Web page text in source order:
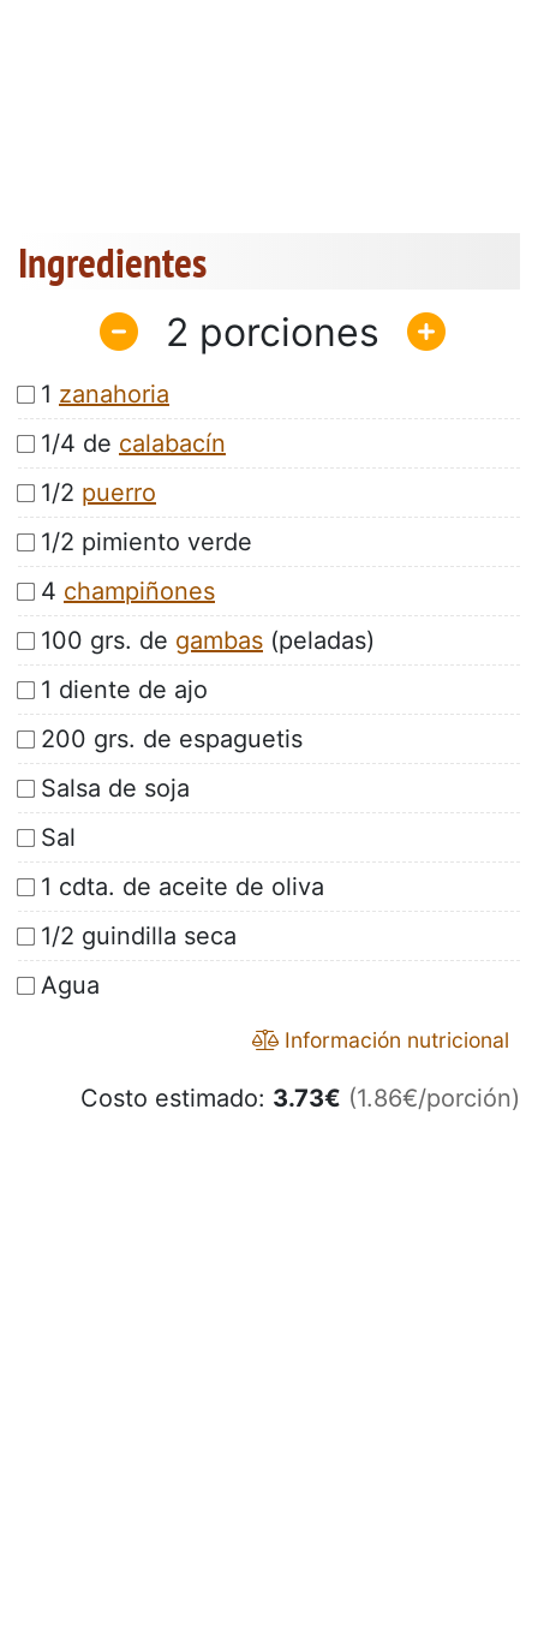
Ingredientes
2
1 zanahoria
1/4 de calabacín
1/2 puerro
1/2 pimiento verde
4 champiñones
100 grs. de gambas (peladas)
1 diente de ajo
200 grs. de espaguetis
Salsa de soja
Sal
1 cdta. de aceite de oliva
1/2 guindilla seca
Agua
Información nutricional
Costo estimado: 3.73€ (1.86€/porción)